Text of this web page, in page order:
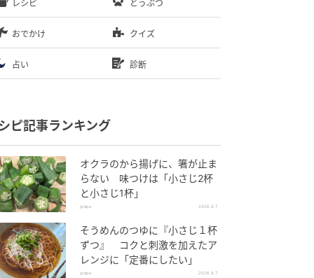
レシピ どうぶつ
おでかけ クイズ
占い 診断
ピ記事ランキング
オクラのから揚げに、箸が止ま
らない 味つけは「小さじ2杯
と小さじ1杯」
grape 2026.8.7
そうめんのつゆに『小さじ１杯
ずつ』 コクと刺激を加えたア
レンジに「定番にしたい」
grape 2026.8.7